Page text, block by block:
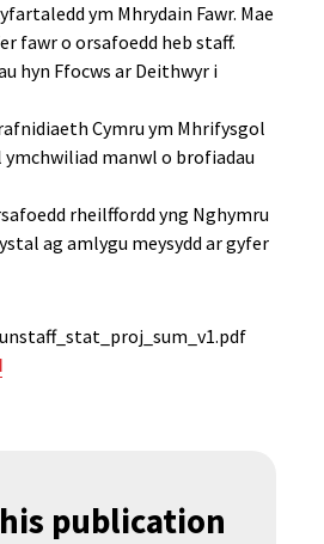
ym Mhrydain Fawr. Mae
fawr o orsafoedd heb staff.
hyn Ffocws ar Deithwyr i
Cymru ym Mhrifysgol
manwl o brofiadau
rheilffordd yng Nghymru
ag amlygu meysydd ar gyfer
publication